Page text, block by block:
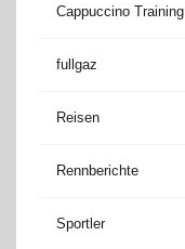
Cappuccino Training
fullgaz
Reisen
Rennberichte
Sportler